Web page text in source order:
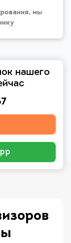
мы
нашего